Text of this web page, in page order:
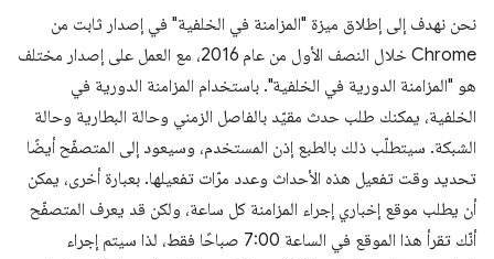
نحن نهدف إلى إطلاق ميزة "المزامنة في الخلفية" في إصدار ثابت من
Chrome خلال النصف الأول من عام 2016، مع العمل على إصدار مختلف
هو "المزامنة الدورية في الخلفية". باستخدام المزامنة الدورية في
الخلفية، يمكنك طلب حدث مقيّد بالفاصل الزمني وحالة البطارية وحالة
الشبكة. سيتطلّب ذلك بالطبع إذن المستخدم، وسيعود إلى المتصفّح أيضًا
تحديد وقت تفعيل هذه الأحداث وعدد مرّات تفعيلها. بعبارة أخرى، يمكن
أن يطلب موقع إخباري إجراء المزامنة كل ساعة، ولكن قد يعرف المتصفّح
أنّك تقرأ هذا الموقع في الساعة 7:00 صباحًا فقط، لذا سيتم إجراء